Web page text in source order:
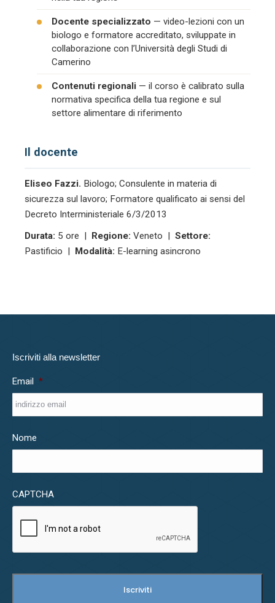
Docente specializzato — video-lezioni con un
biologo e formatore accreditato, sviluppate in
collaborazione con l’Università degli Studi di
Camerino
Contenuti regionali — il corso è calibrato sulla
normativa specifica della tua regione e sul
settore alimentare di riferimento
Il docente
Eliseo Fazzi. Biologo; Consulente in materia di
sicurezza sul lavoro; Formatore qualificato ai sensi del
Decreto Interministeriale 6/3/2013
Durata: 5 ore | Regione: Veneto | Settore:
Pastificio | Modalità: E-learning asincrono
Iscriviti alla newsletter
Email *
Nome
CAPTCHA